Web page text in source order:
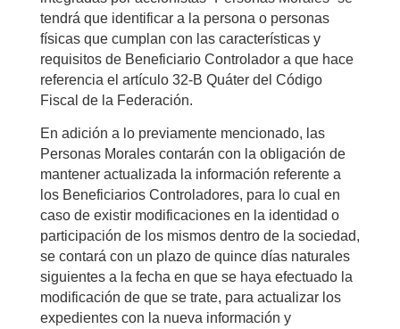
tendrá que identificar a la persona o personas
físicas que cumplan con las características y
requisitos de Beneficiario Controlador a que hace
referencia el artículo 32-B Quáter del Código
Fiscal de la Federación.
En adición a lo previamente mencionado, las
Personas Morales contarán con la obligación de
mantener actualizada la información referente a
los Beneficiarios Controladores, para lo cual en
caso de existir modificaciones en la identidad o
participación de los mismos dentro de la sociedad,
se contará con un plazo de quince días naturales
siguientes a la fecha en que se haya efectuado la
modificación de que se trate, para actualizar los
expedientes con la nueva información y